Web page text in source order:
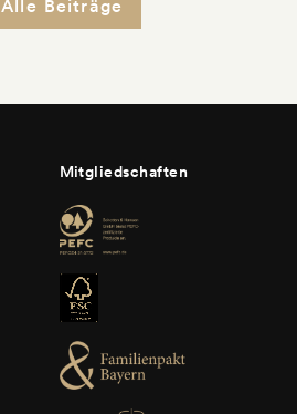
Alle Beiträge
Mitgliedschaften